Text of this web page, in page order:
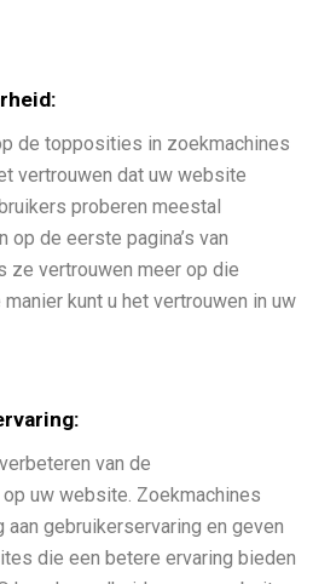
de topposities in zoekmachines
vertrouwen dat uw website
proberen meestal
op de eerste pagina’s van
ze vertrouwen meer op die
kunt u het vertrouwen in uw
van de
uw website. Zoekmachines
aan gebruikerservaring en geven
die een betere ervaring bieden